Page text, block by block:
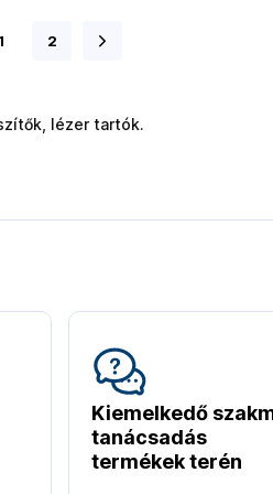
1 2
lézer tartók.
Kiemelkedő
tanácsadás
termékek terén